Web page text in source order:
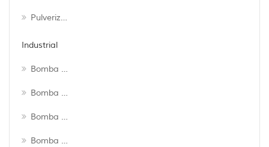
Pulverizador ATV
Industrial
Bomba De Engranajes Industrial
Bomba De Agua De Diafragma
Bomba De Refuerzo Ro
Bomba Sumergible Solar Dc